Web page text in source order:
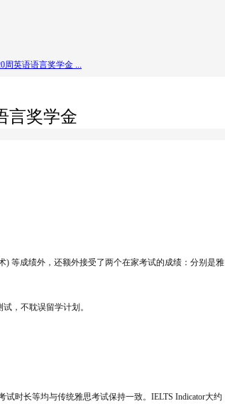
周英语语言奖学金 ...
言奖学金
) 等成绩外，还额外接受了两个在家考试的成绩：分别是雅
，不耽误留学计划。
时长等均与传统雅思考试保持一致。IELTS Indicator大约